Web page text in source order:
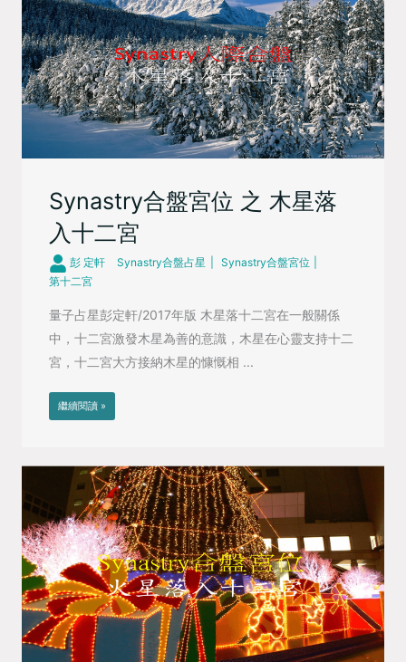
Synastry合盤宮位 之 木星落
入十二宮
彭 定軒 Synastry合盤占星
Synastry合盤宮位
第十二宮
量子占星彭定軒/2017年版 木星落十二宮在一般關係
中，十二宮激發木星為善的意識，木星在心靈支持十二
宮，十二宮大方接納木星的慷慨相 ...
繼續閱讀 »